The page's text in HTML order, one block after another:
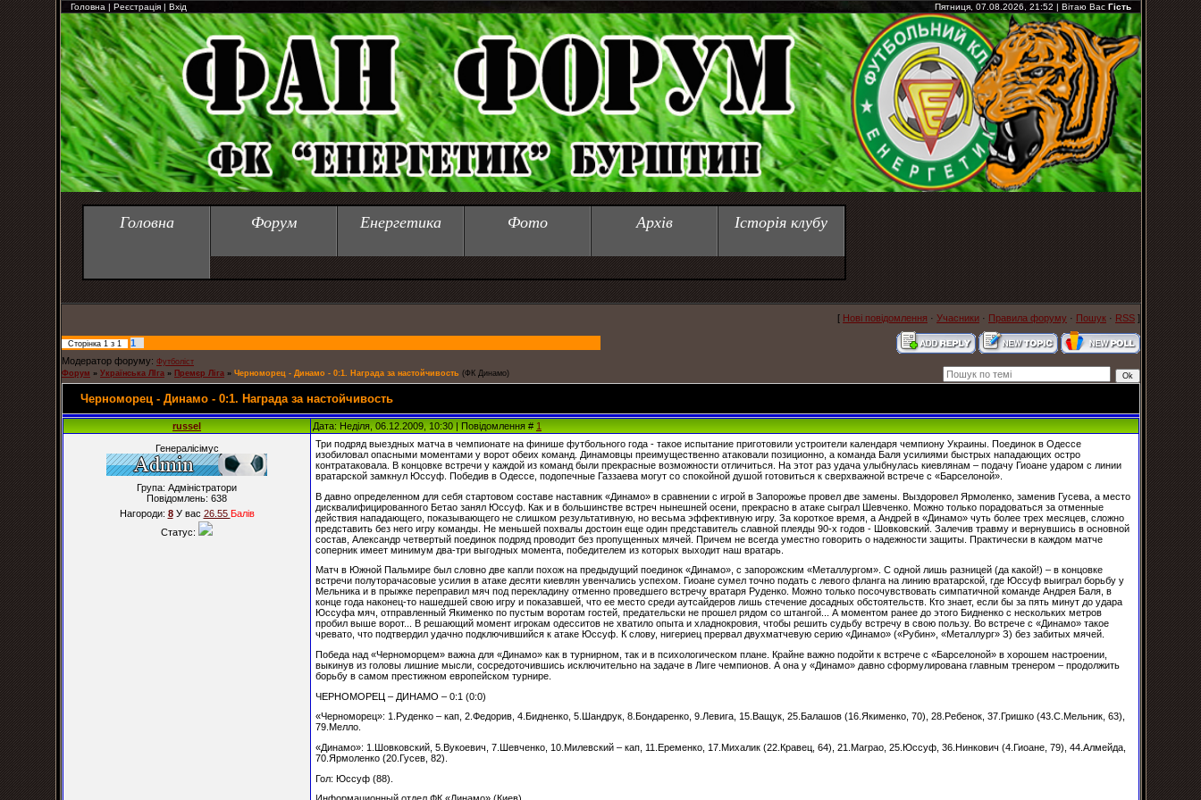
Головна | Реєстрація | Вхід Пятниця, 07.08.2026, 21:52 | Вітаю Вас Гість
Головна Форум Енергетика Фото Архів Історія клубу
[ Нові повідомлення · Учасники · Правила форуму · Пошук · RSS ]
Сторінка 1 з 1
1
Модератор форуму: Футболіст
Форум » Українська ЛІга » Премєр Ліга » Черноморец - Динамо - 0:1. Награда за настойчивость (ФК Динамо)
Черноморец - Динамо - 0:1. Награда за настойчивость
russel Дата: Неділя, 06.12.2009, 10:30 | Повідомлення # 1
Генералісімус
Група: Адміністратори
Повідомлень: 638
Нагороди: 8У вас 26.55 Балiв
Статус:
Три подряд выездных матча в чемпионате на финише футбольного года - такое испытание приготовили устроители календаря чемпиону Украины. Поединок в Одессе
изобиловал опасными моментами у ворот обеих команд. Динамовцы преимущественно атаковали позиционно, а команда Баля усилиями быстрых нападающих остро
контратаковала. В концовке встречи у каждой из команд были прекрасные возможности отличиться. На этот раз удача улыбнулась киевлянам – подачу Гиоане ударом с линии
вратарской замкнул Юссуф. Победив в Одессе, подопечные Газзаева могут со спокойной душой готовиться к сверхважной встрече с «Барселоной».
В давно определенном для себя стартовом составе наставник «Динамо» в сравнении с игрой в Запорожье провел две замены. Выздоровел Ярмоленко, заменив Гусева, а место
дисквалифицированного Бетао занял Юссуф. Как и в большинстве встреч нынешней осени, прекрасно в атаке сыграл Шевченко. Можно только порадоваться за отменные
действия нападающего, показывающего не слишком результативную, но весьма эффективную игру. За короткое время, а Андрей в «Динамо» чуть более трех месяцев, сложно
представить без него игру команды. Не меньшей похвалы достоин еще один представитель славной плеяды 90-х годов - Шовковский. Залечив травму и вернувшись в основной
состав, Александр четвертый поединок подряд проводит без пропущенных мячей. Причем не всегда уместно говорить о надежности защиты. Практически в каждом матче
соперник имеет минимум два-три выгодных момента, победителем из которых выходит наш вратарь.
Матч в Южной Пальмире был словно две капли похож на предыдущий поединок «Динамо», с запорожским «Металлургом». С одной лишь разницей (да какой!) – в концовке
встречи полуторачасовые усилия в атаке десяти киевлян увенчались успехом. Гиоане сумел точно подать с левого фланга на линию вратарской, где Юссуф выиграл борьбу у
Мельника и в прыжке переправил мяч под перекладину отменно проведшего встречу вратаря Руденко. Можно только посочувствовать симпатичной команде Андрея Баля, в
конце года наконец-то нашедшей свою игру и показавшей, что ее место среди аутсайдеров лишь стечение досадных обстоятельств. Кто знает, если бы за пять минут до удара
Юссуфа мяч, отправленный Якименко по пустым воротам гостей, предательски не прошел рядом со штангой... А моментом ранее до этого Бидненко с нескольких метров
пробил выше ворот... В решающий момент игрокам одесситов не хватило опыта и хладнокровия, чтобы решить судьбу встречу в свою пользу. Во встрече с «Динамо» такое
чревато, что подтвердил удачно подключившийся к атаке Юссуф. К слову, нигериец прервал двухматчевую серию «Динамо» («Рубин», «Металлург» З) без забитых мячей.
Победа над «Черноморцем» важна для «Динамо» как в турнирном, так и в психологическом плане. Крайне важно подойти к встрече с «Барселоной» в хорошем настроении,
выкинув из головы лишние мысли, сосредоточившись исключительно на задаче в Лиге чемпионов. А она у «Динамо» давно сформулирована главным тренером – продолжить
борьбу в самом престижном европейском турнире.
ЧЕРНОМОРЕЦ – ДИНАМО – 0:1 (0:0)
«Черноморец»: 1.Руденко – кап, 2.Федорив, 4.Бидненко, 5.Шандрук, 8.Бондаренко, 9.Левига, 15.Ващук, 25.Балашов (16.Якименко, 70), 28.Ребенок, 37.Гришко (43.С.Мельник, 63),
79.Мелло.
«Динамо»: 1.Шовковский, 5.Вукоевич, 7.Шевченко, 10.Милевский – кап, 11.Еременко, 17.Михалик (22.Кравец, 64), 21.Маграо, 25.Юссуф, 36.Нинкович (4.Гиоане, 79), 44.Алмейда,
70.Ярмоленко (20.Гусев, 82).
Гол: Юссуф (88).